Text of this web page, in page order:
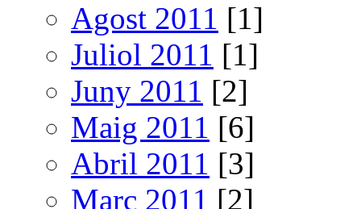
Agost 2011 [1]
Juliol 2011 [1]
Juny 2011 [2]
Maig 2011 [6]
Abril 2011 [3]
Març 2011 [2]